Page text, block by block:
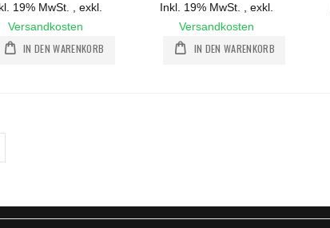
19% MwSt. , exkl.
Versandkosten
IN DEN WARENKORB
Inkl. 19% MwSt. , exkl.
Versandkosten
IN DEN WARENKORB